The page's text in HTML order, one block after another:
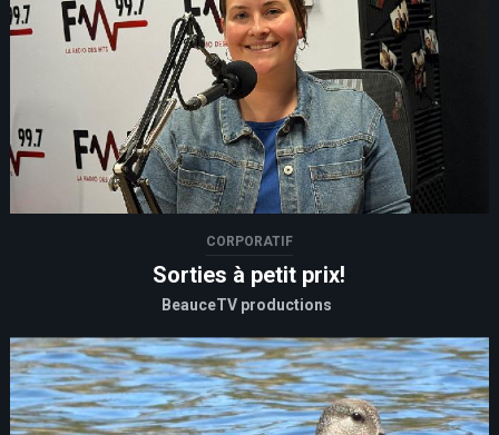
CORPORATIF
Sorties à petit prix!
BeauceTV productions